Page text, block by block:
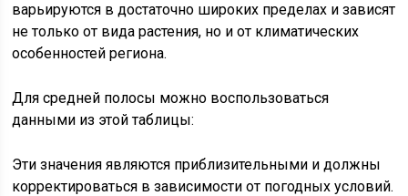
варьируются в достаточно широких пределах и зависят
не только от вида растения, но и от климатических
особенностей региона.
Для средней полосы можно воспользоваться
данными из этой таблицы:
Эти значения являются приблизительными и должны
корректироваться в зависимости от погодных условий.